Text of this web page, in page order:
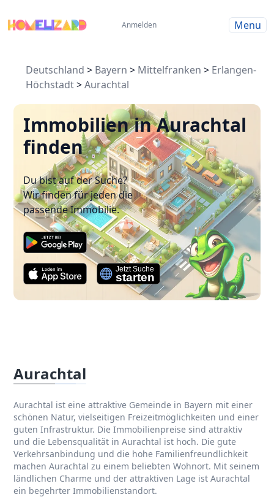
Anmelden Menu
Deutschland > Bayern > Mittelfranken > Erlangen-
Höchstadt>Aurachtal
Immobilien in Aurachtal
finden
Du bist auf der Suche?
Wir finden für jeden die
passende Immobilie.
Aurachtal
Aurachtal ist eine attraktive Gemeinde in Bayern mit einer
schönen Natur, vielseitigen Freizeitmöglichkeiten und einer
guten Infrastruktur. Die Immobilienpreise sind attraktiv
und die Lebensqualität in Aurachtal ist hoch. Die gute
Verkehrsanbindung und die hohe Familienfreundlichkeit
machen Aurachtal zu einem beliebten Wohnort. Mit seinem
ländlichen Charme und der attraktiven Lage ist Aurachtal
ein begehrter Immobilienstandort.